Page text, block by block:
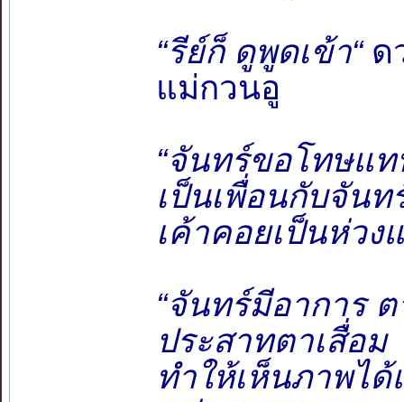
“รีย์ก็ ดูพูดเข้า“ ด
แม่กวนอู
“จันทร์ขอโทษแ
เป็นเพื่อนกับจันท
เค้าคอยเป็นห่วง
“จันทร์มีอาการ
ประสาทตาเสื่อม
ทำให้เห็นภาพได้